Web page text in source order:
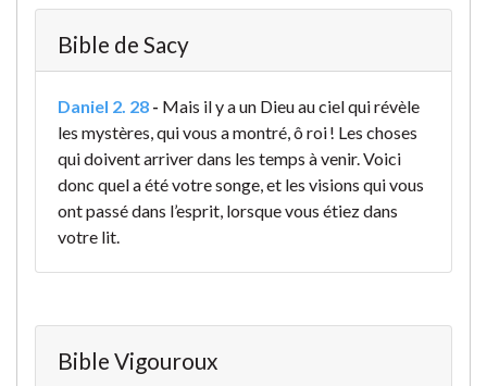
Bible de Sacy
Daniel 2. 28 - Mais il y a un Dieu au ciel qui révèle
les mystères, qui vous a montré, ô roi ! Les choses
qui doivent arriver dans les temps à venir. Voici
donc quel a été votre songe, et les visions qui vous
ont passé dans l’esprit, lorsque vous étiez dans
votre lit.
Bible Vigouroux